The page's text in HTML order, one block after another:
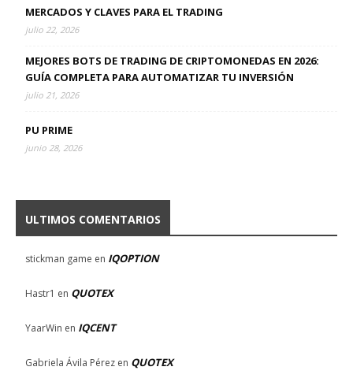
MERCADOS Y CLAVES PARA EL TRADING
julio 22, 2026
MEJORES BOTS DE TRADING DE CRIPTOMONEDAS EN 2026:
GUÍA COMPLETA PARA AUTOMATIZAR TU INVERSIÓN
julio 21, 2026
PU PRIME
junio 28, 2026
ULTIMOS COMENTARIOS
stickman game en IQOPTION
Hastr1 en QUOTEX
YaarWin en IQCENT
Gabriela Ávila Pérez en QUOTEX